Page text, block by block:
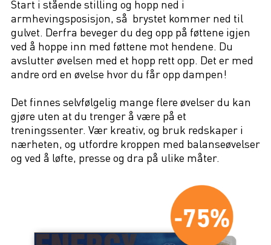
Start i stående stilling og hopp ned i
armhevingsposisjon, så brystet kommer ned til
gulvet. Derfra beveger du deg opp på føttene igjen
ved å hoppe inn med føttene mot hendene. Du
avslutter øvelsen med et hopp rett opp. Det er med
andre ord en øvelse hvor du får opp dampen!
Det finnes selvfølgelig mange flere øvelser du kan
gjøre uten at du trenger å være på et
treningssenter. Vær kreativ, og bruk redskaper i
nærheten, og utfordre kroppen med balanseøvelser
og ved å løfte, presse og dra på ulike måter.